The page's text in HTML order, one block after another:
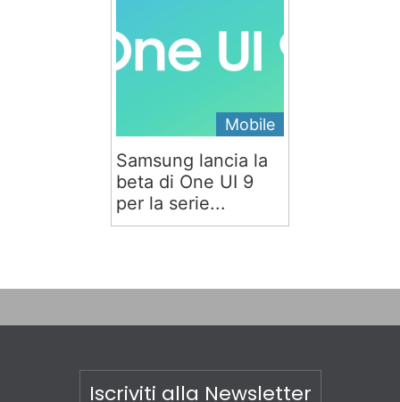
Mobile
Samsung lancia la
beta di One UI 9
per la serie...
Iscriviti alla Newsletter